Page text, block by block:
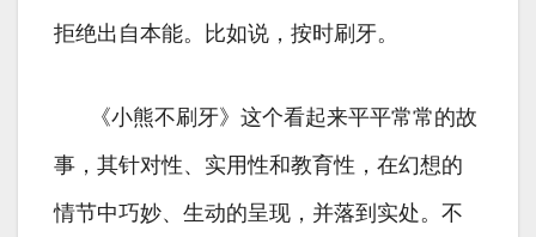
拒绝出自本能。比如说，按时刷牙。
《小熊不刷牙》这个看起来平平常常的故
事，其针对性、实用性和教育性，在幻想的
情节中巧妙、生动的呈现，并落到实处。不